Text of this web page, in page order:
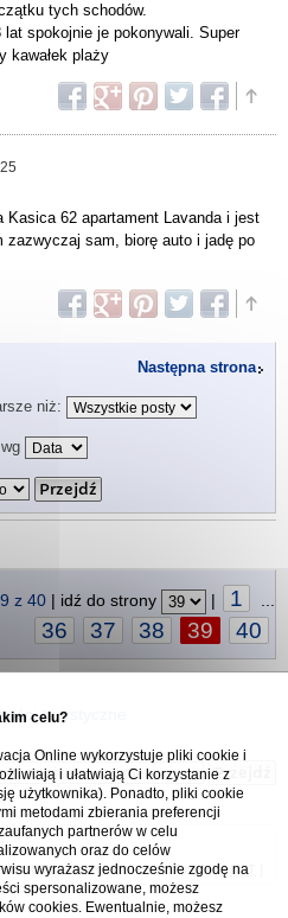
tych schodów.
spokojnie je pokonywali. Super
kawałek plaży
62 apartament Lavanda i jest
zazwyczaj sam, biorę auto i jadę po
Następna strona
niż:
z 40 | idź do strony | 1 ...
36 37 38 39 40
turystyczne
UTC + 1 (Polska - czas zimowy) [ DST
celu?
Online wykorzystuje pliki cookie i
i ułatwiają Ci korzystanie z
użytkownika). Ponadto, pliki cookie
metodami zbierania preferencji
partnerów w celu
oraz do celów
wyrażasz jednocześnie zgodę na
spersonalizowane, możesz
cookies. Ewentualnie, możesz